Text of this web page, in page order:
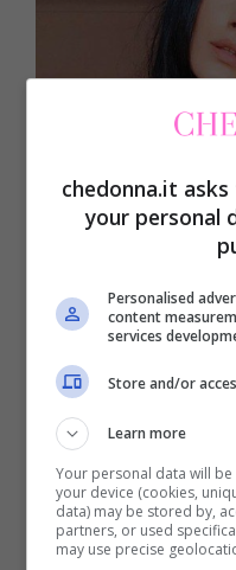
Sulla vita privata
molto tuttavia
fatto, che nel 2015,
Simone Cogo,
Beetroots, lui è
Tuttavia il loro
chedonna.it
your personal
Personalised
content
services
Store and/or
Learn more
Your personal data will
your device (cookies,
data) may be stored by,
partners, or used
may use precise